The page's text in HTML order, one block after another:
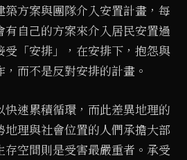
方案與團隊介入安置計畫，每
有自己的方案來介入居民安置過
受「安排」，在安排下，抱怨與
而不是反對安排的計畫。
快速累積循環，而此差異地理的
理與社會位置的人們承擔大部
存空間則是受害最嚴重者。承受